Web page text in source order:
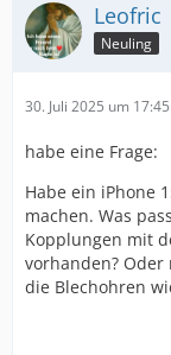
Leofric
Neuling
30. Juli 2025 um 17:45
habe eine Frage:
Habe ein iPhone
machen. Was
Kopplungen mit
vorhanden?
die Blechohren